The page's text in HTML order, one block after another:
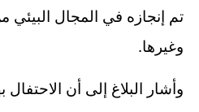
تم إنجازه في المجال البيئي
وغيرها.
وأشار البلاغ إلى أن الاحتفال